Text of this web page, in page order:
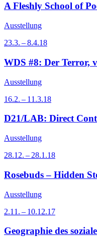
A Fleshly School of
Ausstellung
23.3. – 8.4.18
WDS #8: Der Terror,
Ausstellung
16.2. – 11.3.18
D21/LAB: Direct
Ausstellung
28.12. – 28.1.18
Rosebuds – Hidden
Ausstellung
2.11. – 10.12.17
Geographie des